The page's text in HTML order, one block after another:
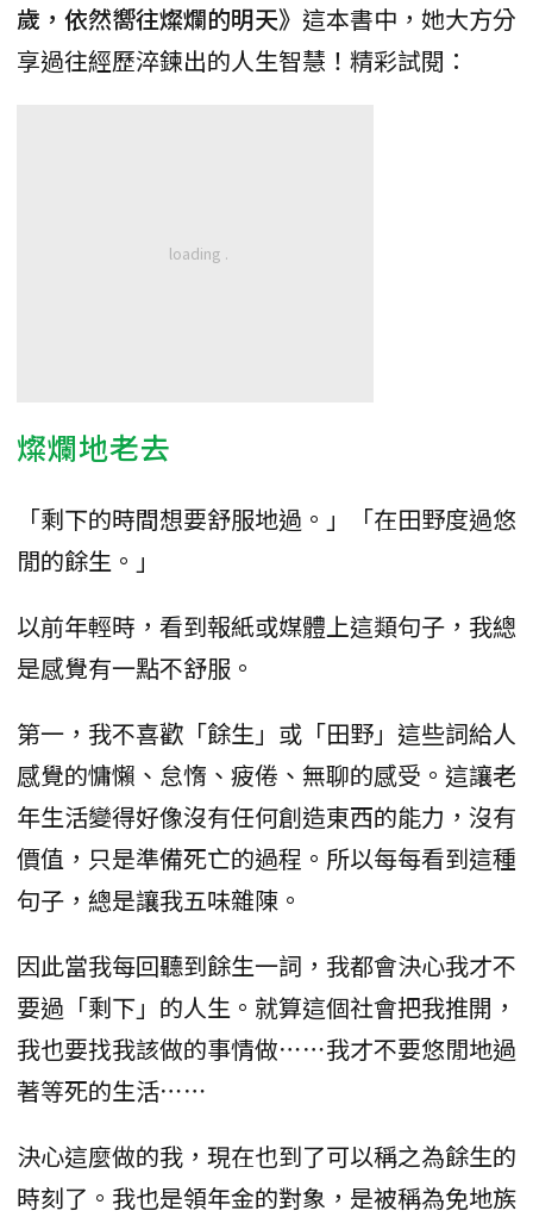
歲，依然嚮往燦爛的明天》 這本書中，她大方分
享過往經歷淬鍊出的人生智慧！精彩試閱：
燦爛地老去
「剩下的時間想要舒服地過。」「在田野度過悠
閒的餘生。」
以前年輕時，看到報紙或媒體上這類句子，我總
是感覺有一點不舒服。
第一，我不喜歡「餘生」或「田野」這些詞給人
感覺的慵懶、怠惰、疲倦、無聊的感受。這讓老
年生活變得好像沒有任何創造東西的能力，沒有
價值，只是準備死亡的過程。所以每每看到這種
句子，總是讓我五味雜陳。
因此當我每回聽到餘生一詞，我都會決心我才不
要過「剩下」的人生。就算這個社會把我推開，
我也要找我該做的事情做⋯⋯我才不要悠閒地過
著等死的生活⋯⋯
決心這麼做的我，現在也到了可以稱之為餘生的
時刻了。我也是領年金的對象，是被稱為免地族